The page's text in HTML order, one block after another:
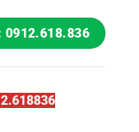
0912.618.836